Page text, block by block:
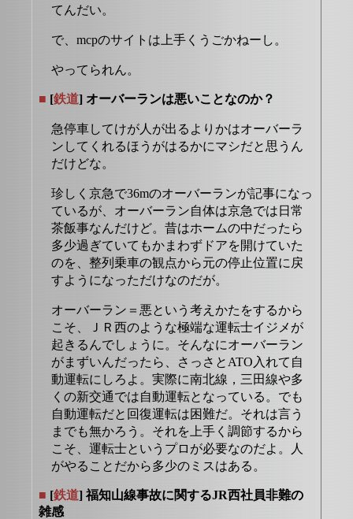
てんだい。
で、mcpのサイトは上手くうごかねーし。
やってられん。
■ [鉄道] オーバーランは悪いことなのか？
急停車してけが人が出るよりかはオーバーラ
ンしてくれるほうがはるかにマシだと思うん
だけどな。
珍しく京急で36mのオーバーランが記事になっ
ているが、オーバーラン自体は京急では日常
茶飯事なんだけど。昔はホームの中だったら
多少過ぎていてもかまわずドアを開けていた
のを、整列乗車の観点から元の停止位置に戻
すようになっただけなのだが。
オーバーラン＝悪という考えかたをするから
こそ、ＪＲ西のような極端な運転士イジメが
起きるんでしょうに。そんなにオーバーラン
がまずいんだったら、さっさとATO入れて自
動運転にしろよ。実際に南北線，三田線や多
くの新交通では自動運転となっている。でも
自動運転だと回復運転は困難だ。それは言う
までも無かろう。それを上手く調節するから
こそ、運転士というプロが必要なのだよ。人
がやることだから多少のミスはある。
■ [鉄道] 福知山線事故に関するJR西社員非難の
雑感